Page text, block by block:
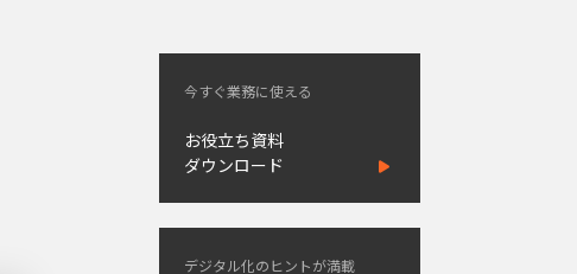
今すぐ業務に使える
お役立ち資料
ダウンロード
デジタル化のヒントが満載